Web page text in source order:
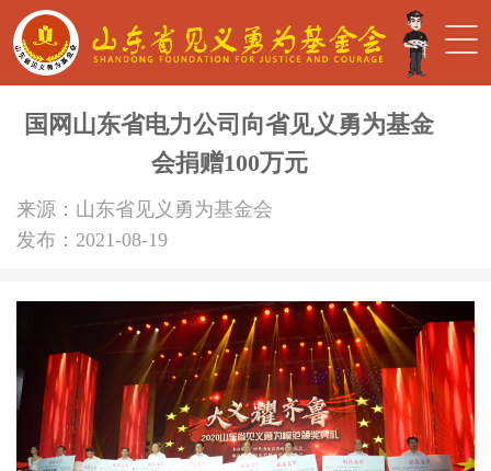
国网山东省电力公司向省见义勇为基金
会捐赠100万元
来源：山东省见义勇为基金会
发布：2021-08-19